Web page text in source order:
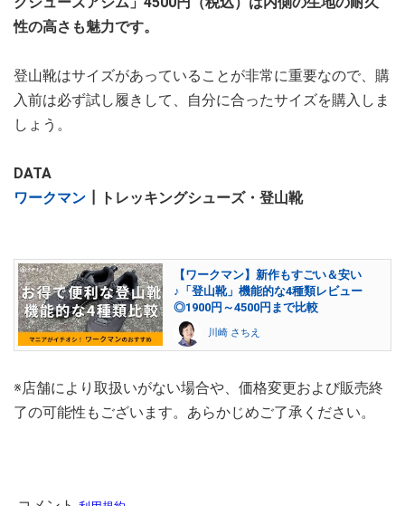
性の高さも魅力です。
登山靴はサイズがあっていることが非常に重要なので、購
入前は必ず試し履きして、自分に合ったサイズを購入しま
しょう。
DATA
ワークマン ┃トレッキングシューズ・登山靴
【ワークマン】新作もすごい＆安い
♪「登山靴」機能的な4種類レビュー
◎1900円～4500円まで比較
川崎 さちえ
※店舗により取扱いがない場合や、価格変更および販売終
了の可能性もございます。あらかじめご了承ください。